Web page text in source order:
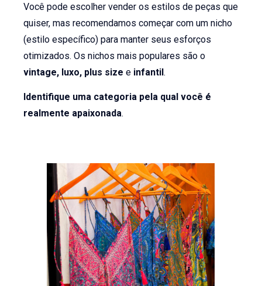
Você pode escolher vender os estilos de peças que
quiser, mas recomendamos começar com um nicho
(estilo específico) para manter seus esforços
otimizados. Os nichos mais populares são o
vintage, luxo, plus sizee infantil.
Identifique uma categoria pela qual você é
realmente apaixonada.